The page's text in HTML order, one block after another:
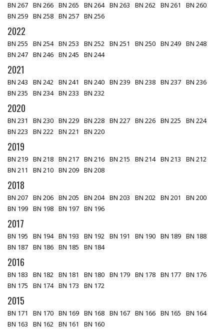
BN 267 BN 266 BN 265 BN 264 BN 263 BN 262 BN 261
BN 260
BN 259 BN 258 BN 257 BN 256
2022
BN 255 BN 254 BN 253 BN 252 BN 251 BN 250 BN 249 BN 248
BN 247 BN 246 BN 245 BN 244
2021
BN 243 BN 242 BN 241 BN 240 BN 239 BN 238 BN 237 BN 236
BN 235
BN 234 BN 233 BN 232
2020
BN 231 BN 230 BN 229 BN 228 BN 227 BN 226 BN 225
BN 224
BN 223
BN 222 BN 221 BN 220
2019
BN 219 BN 218 BN 217 BN 216 BN 215 BN 214 BN 213
BN 212
BN 211
BN 210 BN 209 BN 208
2018
BN 207 BN 206 BN 205 BN 204 BN 203 BN 202 BN 201
BN 200
BN 199 BN 198 BN 197 BN 196
2017
BN 195 BN 194 BN 193 BN 192 BN 191 BN 190 BN 189 BN 188
BN 187 BN 186 BN 185 BN 184
2016
BN 183 BN 182 BN 181 BN 180 BN 179 BN 178 BN 177 BN 176
BN 175
BN 174 BN 173 BN 172
2015
BN 171 BN 170 BN 169 BN 168 BN 167 BN 166 BN 165
BN 164
BN 163
BN 162 BN 161 BN 160